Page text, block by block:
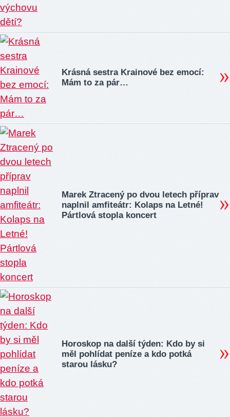
Krásná sestra Krainové bez emocí:
Mám to za pár…
Marek Ztracený po dvou letech příprav
naplnil amfiteátr: Kolaps na Letné!
Pártlová stopla koncert
Horoskop na další týden: Kdo by si
měl pohlídat peníze a kdo potká
starou lásku?